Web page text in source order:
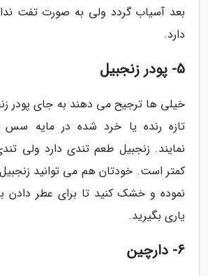
بعد آسیاب گردد ولی به صورت تفت
دارد.
5- پودر زنجبیل
خیلی ها ترجیح می دهند به جای پودر
تازه رنده یا خرد شده در مایه سس
نمایند. زنجبیل طعم تندی دارد ولی
کمتر است. خودتان هم می توانید زنجبیل
نموده و خشک کنید تا برای عطر دادن
یاری بگیرید.
6- دارچین